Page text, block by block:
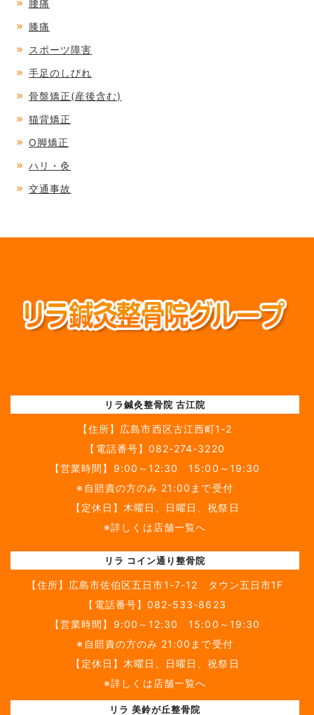
腰痛
膝痛
スポーツ障害
手足のしびれ
骨盤矯正(産後含む)
猫背矯正
O脚矯正
ハリ・灸
交通事故
リラ鍼灸整骨院 古江院
【住所】 広島市西区古江西町1-2
【電話番号】 082-274-3220
【営業時間】9:00～12:30 15:00～19:30
※自賠責の方のみ 21:00まで受付
【定休日】木曜日、日曜日、祝祭日
※詳しくは店舗一覧へ
リラ コイン通り整骨院
【住所】 広島市佐伯区五日市1-7-12 タウン五日市1F
【電話番号】 082-533-8623
【営業時間】9:00～12:30 15:00～19:30
※自賠責の方のみ 21:00まで受付
【定休日】木曜日、日曜日、祝祭日
※詳しくは店舗一覧へ
リラ 美鈴が丘整骨院